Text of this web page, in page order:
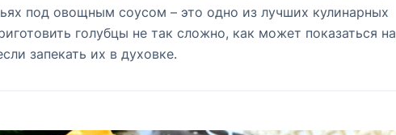
под овощным соусом – это одно из лучших кулинарных
голубцы не так сложно, как может показаться на
запекать их в духовке.